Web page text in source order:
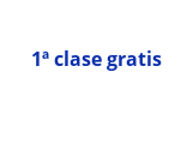
1ª clase gratis